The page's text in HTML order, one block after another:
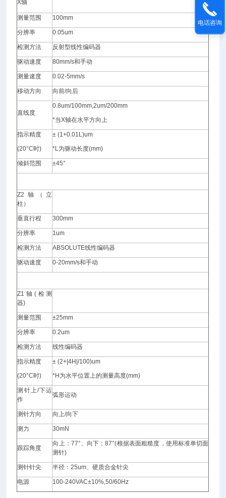
X轴
测量范围 100mm
分辨率 0.05um
检测方法 反射型线性编码器
驱动速度 80mm/s和手动
测量速度 0.02-5mm/s
移动方向 向前/向后
直线度
0.8um/100mm,2um/200mm
*当X轴在水平方向上
指示精度
(20°C时)
± (1+0.01L)um
*L为驱动长度(mm)
倾斜范围 ±45°
Z2 轴（立
柱）
垂直行程 300mm
分辨率 1um
检测方法 ABSOLUTE线性编码器
驱动速度 0-20mm/s和手动
Z1 轴(检测
器)
测量范围 ±25mm
分辨率 0.2um
检测方法 线性编码器
指示精度
(20°C时)
± (2+|4H|/100)um
*H 为水平位置上的测量高度(mm)
测针上/下运
作
弧形运动
测针方向 向上/向下
测力 30mN
跟踪角度
向上：77°、向下：87°(根据表面粗糙度，使用标准单切面
测针)
测针针尖 半径：25um、硬质合金针尖
电源 100-240VAC±10%,50/60Hz
电话咨询